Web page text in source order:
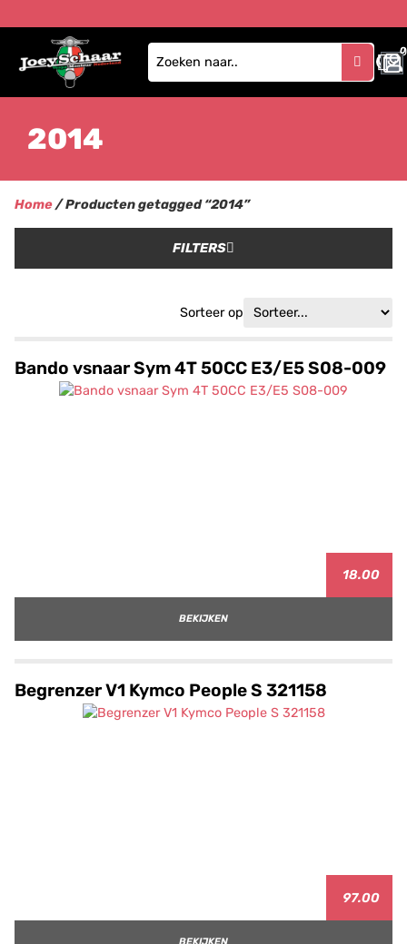
0
0
2014
Home/ Producten getagged “2014”
FILTERS
Sorteer op
Bando vsnaar Sym 4T 50CC E3/E5 S08-009
18.00
BEKIJKEN
Begrenzer V1 Kymco People S 321158
97.00